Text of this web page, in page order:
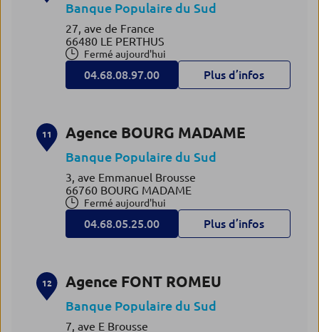
Banque Populaire du Sud
27, ave de France
66480 LE PERTHUS
Fermé aujourd'hui
04.68.08.97.00 Plus d’infos
11 Agence BOURG MADAME
Banque Populaire du Sud
3, ave Emmanuel Brousse
66760 BOURG MADAME
Fermé aujourd'hui
04.68.05.25.00 Plus d’infos
12 Agence FONT ROMEU
Banque Populaire du Sud
7, ave E Brousse